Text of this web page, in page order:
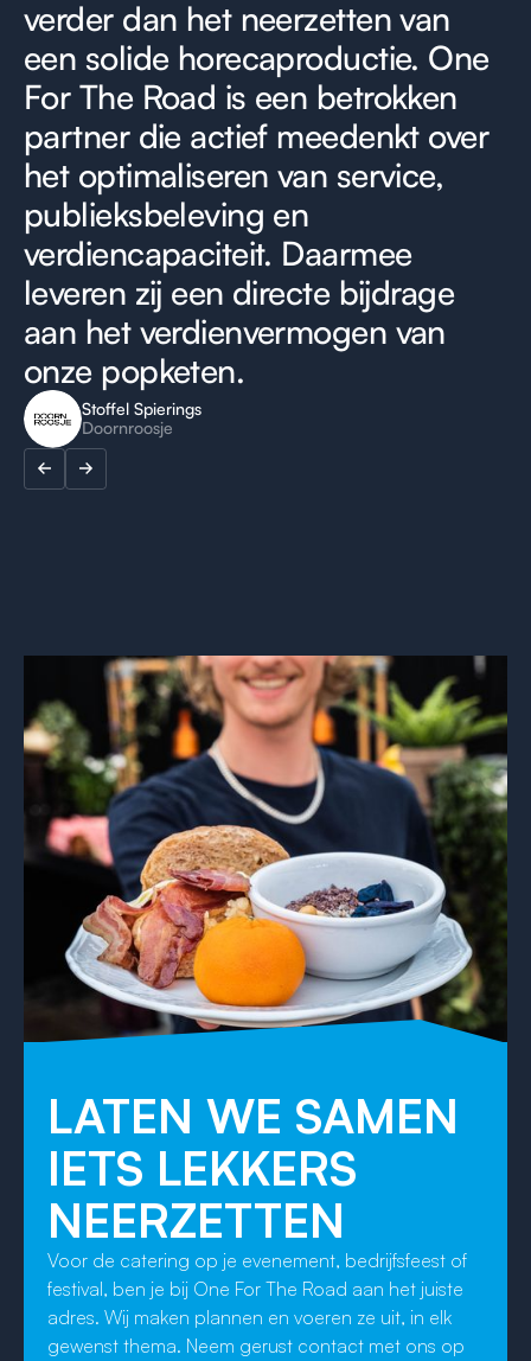
verder dan het neerzetten van
een solide horecaproductie. One
For The Road is een betrokken
partner die actief meedenkt over
het optimaliseren van service,
publieksbeleving en
verdiencapaciteit. Daarmee
leveren zij een directe bijdrage
aan het verdienvermogen van
onze popketen.
Stoffel Spierings
Doornroosje
LATEN WE SAMEN
IETS LEKKERS
NEERZETTEN
Voor de catering op je evenement, bedrijfsfeest of
festival, ben je bij One For The Road aan het juiste
adres. Wij maken plannen en voeren ze uit, in elk
gewenst thema. Neem gerust contact met ons op